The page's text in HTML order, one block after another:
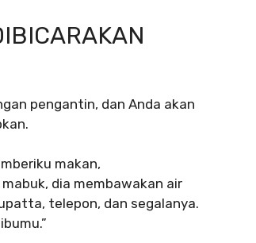
pengantin, dan Anda akan
makan,
dia membawakan air
telepon, dan segalanya.